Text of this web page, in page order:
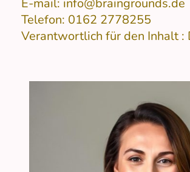
E-mail: info@braingrounds.de
Telefon: 0162 2778255
Verantwortlich für den Inhalt :